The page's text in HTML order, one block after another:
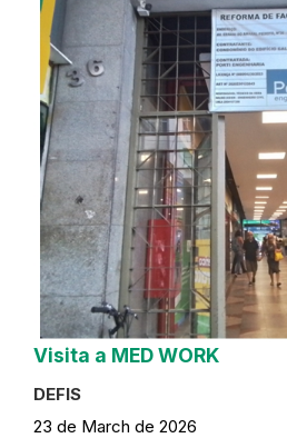
Visita a MED WORK
DEFIS
23 de March de 2026